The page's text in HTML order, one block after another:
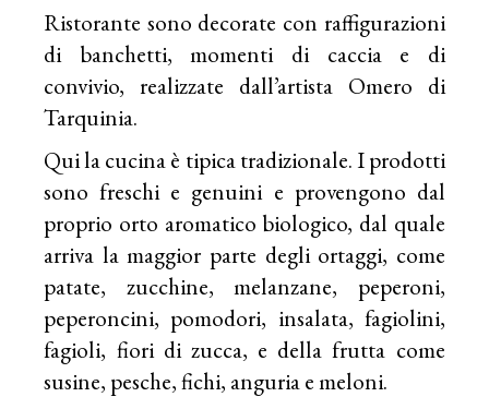
Ristorante sono decorate con raffigurazioni
di banchetti, momenti di caccia e di
convivio, realizzate dall’artista Omero di
Tarquinia.
Qui la cucina è tipica tradizionale. I prodotti
sono freschi e genuini e provengono dal
proprio orto aromatico biologico, dal quale
arriva la maggior parte degli ortaggi, come
patate, zucchine, melanzane, peperoni,
peperoncini, pomodori, insalata, fagiolini,
fagioli, fiori di zucca, e della frutta come
susine, pesche, fichi, anguria e meloni.